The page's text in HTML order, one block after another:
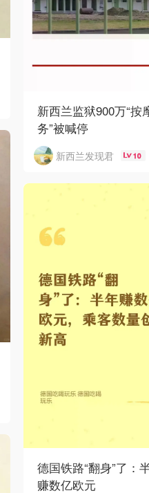
新西兰监狱900万“按
务”被喊停
新西兰发现君 10
德国铁路“翻身”了：
赚数亿欧元